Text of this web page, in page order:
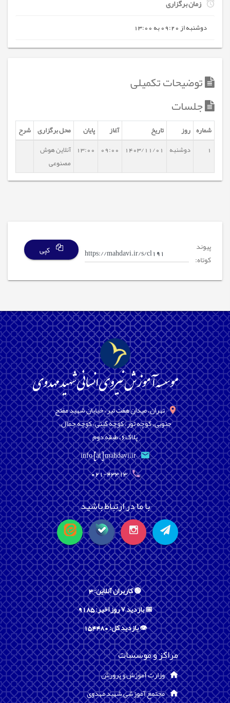
زمان برگزاری
دوشنبه از 09:20 به 13:00
توضیحات تکمیلی
جلسات
شماره روز تاریخ آغاز پایان محل برگزاری شرح
1
دوشنبه 1403/11/01
09:00
13:00 آنلاین هوش
مصنوعی
پیوند
کوتاه:
کپی
تهران، میدان هفت تیر، خیابان شهید مفتح
جنوبی، کوچه تور، کوچه گیتی، کوچه جمال،
پلاک6، طبقه دوم
info [at] mahdavi.ir
021-43313
با ما در ارتباط باشید
🟢 کاربران آنلاین: 3
📅 بازدید ۷ روز اخیر: 9185
👁️ بازدید کل: 154480
مراکز و موسسات
وزارت آموزش و پرورش
مجتمع آموزشی شهید مهدوی